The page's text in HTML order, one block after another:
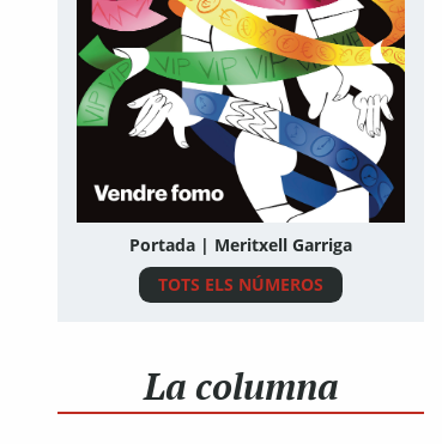
Portada | Meritxell Garriga
TOTS ELS NÚMEROS
La columna